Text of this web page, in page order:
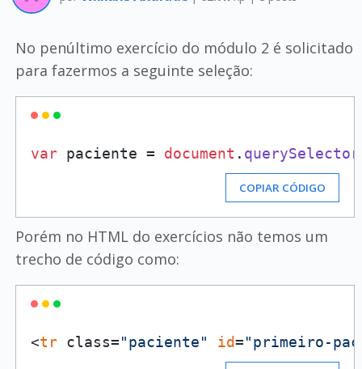
No penúltimo exercício do módulo 2 é solicitado
para fazermos a seguinte seleção:
var paciente = document . querySelector
COPIAR CÓDIGO
Porém no HTML do exercícios não temos um
trecho de código como:
<tr class="paciente" id="primeiro-